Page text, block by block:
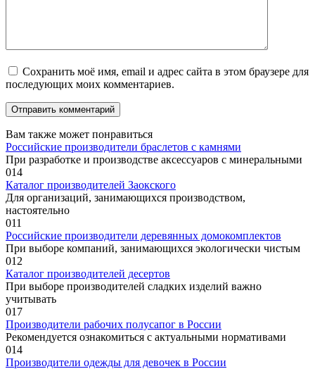
Сохранить моё имя, email и адрес сайта в этом браузере для
последующих моих комментариев.
Вам также может понравиться
Российские производители браслетов с камнями
При разработке и производстве аксессуаров с минеральными
014
Каталог производителей Заокского
Для организаций, занимающихся производством,
настоятельно
011
Российские производители деревянных домокомплектов
При выборе компаний, занимающихся экологически чистым
012
Каталог производителей десертов
При выборе производителей сладких изделий важно
учитывать
017
Производители рабочих полусапог в России
Рекомендуется ознакомиться с актуальными нормативами
014
Производители одежды для девочек в России